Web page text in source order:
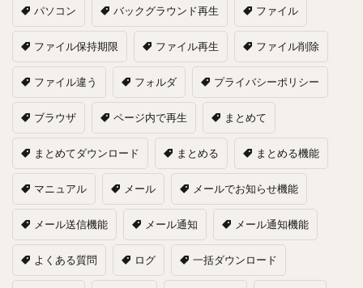
パソコン バックグラウンド再生 ファイル
ファイル保持期限 ファイル再生 ファイル削除
ファイル違う フォルダ プライバシーポリシー
ブラウザ ページ内で再生 まとめて
まとめてダウンロード まとめる まとめる機能
マニュアル メール メールでお知らせ機能
メール送信機能 メール通知 メール通知機能
よくある質問 ログ 一括ダウンロード